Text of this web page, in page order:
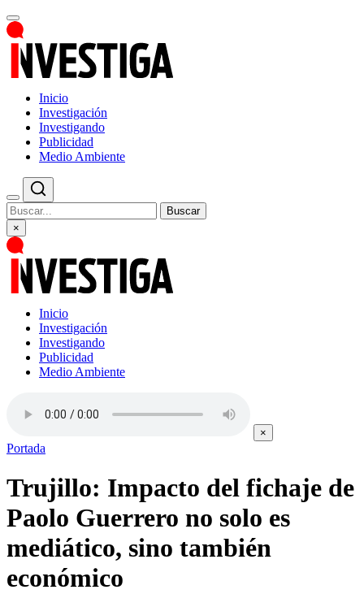
Inicio
Investigación
Investigando
Publicidad
Medio Ambiente
Buscar
×
Inicio
Investigación
Investigando
Publicidad
Medio Ambiente
×
Portada
Trujillo: Impacto del fichaje de
Paolo Guerrero no solo es
mediático, sino también
económico